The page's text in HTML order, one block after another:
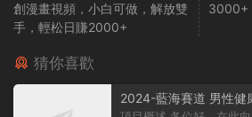
創漫畫視頻，小白可做，解放雙
手，輕松日賺2000+
3000+
猜你喜歡
2024-藍海賽道 男性健